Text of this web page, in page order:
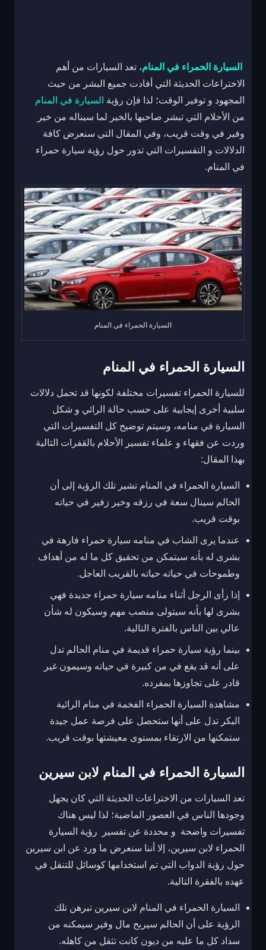
السيارة الحمراء في المنام، تعد السيارات من أهم
الاختراعات الحديثة التي أفادت جميع البشر من حيث
المجهود و توفير الوقت؛ لذا فإن رؤية السيارة في المنام
من الأحلام التي تبشر صاحبها بالخير لما سيناله من خير
وفير في وقت قريب، وفي المقال التي سنعرض كافة
الدلالات و التفسيرات التي تدور حول رؤية سيارة حمراء
في المنام.
السيارة الحمراء في المنام
السيارة الحمراء في المنام
للسيارة الحمراء تفسيرات مختلفة لكونها قد تحمل دلالات
سلبية أخرى إيجابية على حسب حالة الرائي و شكل
السيارة في منامه، وسيتم توضيح كل التفسيرات التي
وردت عن فقهاء و علماء تفسير الأحلام بالقفرات التالية
بهذا المقال:
السيارة الحمراء في المنام تشير تلك الرؤية إلى أن
الحالم سينال سعة في رزقه وخير زفير في حياته
بوقت قريب.
عندما يرى الشاب في منامه سيارة حمراء فارهة في
بشرى له بأنه سيتمكن من تحقيق كل ما له من أهداف
وطموحات في حياته حياته بالقريب العاجل.
إذا رأى الرجل أثناء منامه سيارة حمراء جديدة فهي
بشرى لها بأنه سيتولى منصب مهم وسيكون له شأن
عالي بين الناس بالفترة التالية.
بينما رؤية سيارة حمراء قديمة في منام الحالم تدل
على أنه قد يقع في من كبيرة في حياته وسيمون غير
قادر على تجاوزها بمفرده.
مشاهدة السيارة الحمراء الفخمة في منام الرائية
البكر تدل على أنها ستحصل على فرصة عمل جيدة
ستمكنها من الارتقاء بمستوى معيشتها بوقت قريب.
السيارة الحمراء في المنام لابن سيرين
تعد السيارات من الاختراعات الحديثة التي كان يجهل
وجودها الناس في العصور الماضية؛ لذا ليس هناك
تفسيرات واضحة و محددة عن تفسير رؤية السيارة
الحمراء لابن سيرين، إلا أننا سنعرض ما ورد عن ابن سيرين
حول رؤية الدواب التي تم استخدامها كوسائل للتنقل في
عهده بالفقرة التالية.
السيارة الحمراء في المنام لابن سيرين تبرهن تلك
الرؤية على أن الحالم سيربح مال وفير سيمكنه من
سداد كل ما عليه من ديون كانت تثقل من كاهله.